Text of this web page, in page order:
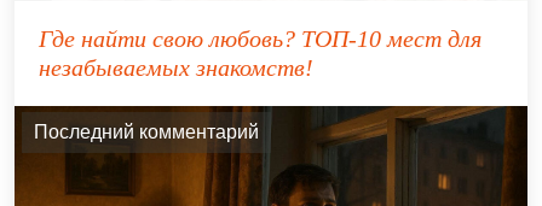
Где найти свою любовь? ТОП-10 мест для
незабываемых знакомств!
Последний комментарий